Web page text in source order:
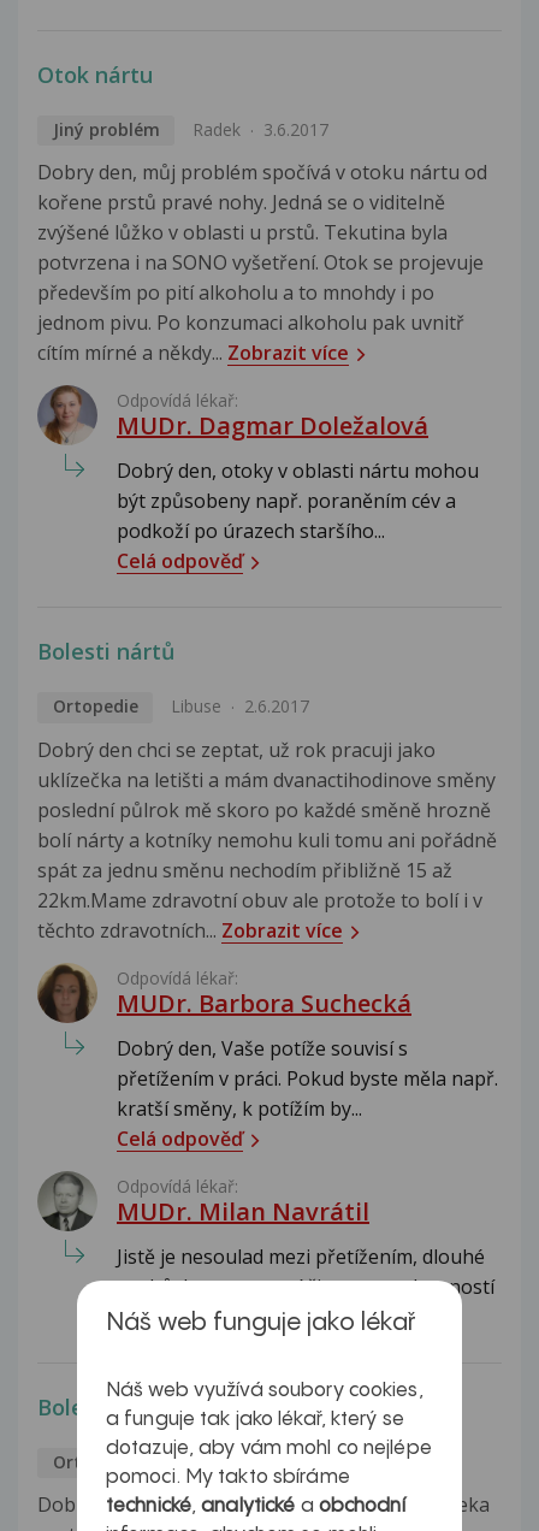
Otok nártu
Jiný problém Radek 3.6.2017
Dobry den, můj problém spočívá v otoku nártu od
kořene prstů pravé nohy. Jedná se o viditelně
zvýšené lůžko v oblasti u prstů. Tekutina byla
potvrzena i na SONO vyšetření. Otok se projevuje
především po pití alkoholu a to mnohdy i po
jednom pivu. Po konzumaci alkoholu pak uvnitř
cítím mírné a někdy... Zobrazit více
Odpovídá lékař:
MUDr. Dagmar Doležalová
Dobrý den, otoky v oblasti nártu mohou
být způsobeny např. poraněním cév a
podkoží po úrazech staršího...
Celá odpověď
Bolesti nártů
Ortopedie Libuse 2.6.2017
Dobrý den chci se zeptat, už rok pracuji jako
uklízečka na letišti a mám dvanactihodinove směny
poslední půlrok mě skoro po každé směně hrozně
bolí nárty a kotníky nemohu kuli tomu ani pořádně
spát za jednu směnu nechodím přibližně 15 až
22km.Mame zdravotní obuv ale protože to bolí i v
těchto zdravotních... Zobrazit více
Odpovídá lékař:
MUDr. Barbora Suchecká
Dobrý den, Vaše potíže souvisí s
přetížením v práci. Pokud byste měla např.
kratší směny, k potížím by...
Celá odpověď
Odpovídá lékař:
MUDr. Milan Navrátil
Jistě je nesoulad mezi přetížením, dlouhé
pochůzky a pracovní činnost a schopností
kloubní chrupavky...Celá odpověď
Bolesti a otok nártu
Ortopedie Eva 31.5.2017
Dobry den.Je mi 32 let. Uz tri tydny me boli A oteka
Náš web funguje jako lékař
Náš web využívá soubory cookies,
a funguje tak jako lékař, který se
dotazuje, aby vám mohl co nejlépe
pomoci. My takto sbíráme
technické,analytické a obchodní